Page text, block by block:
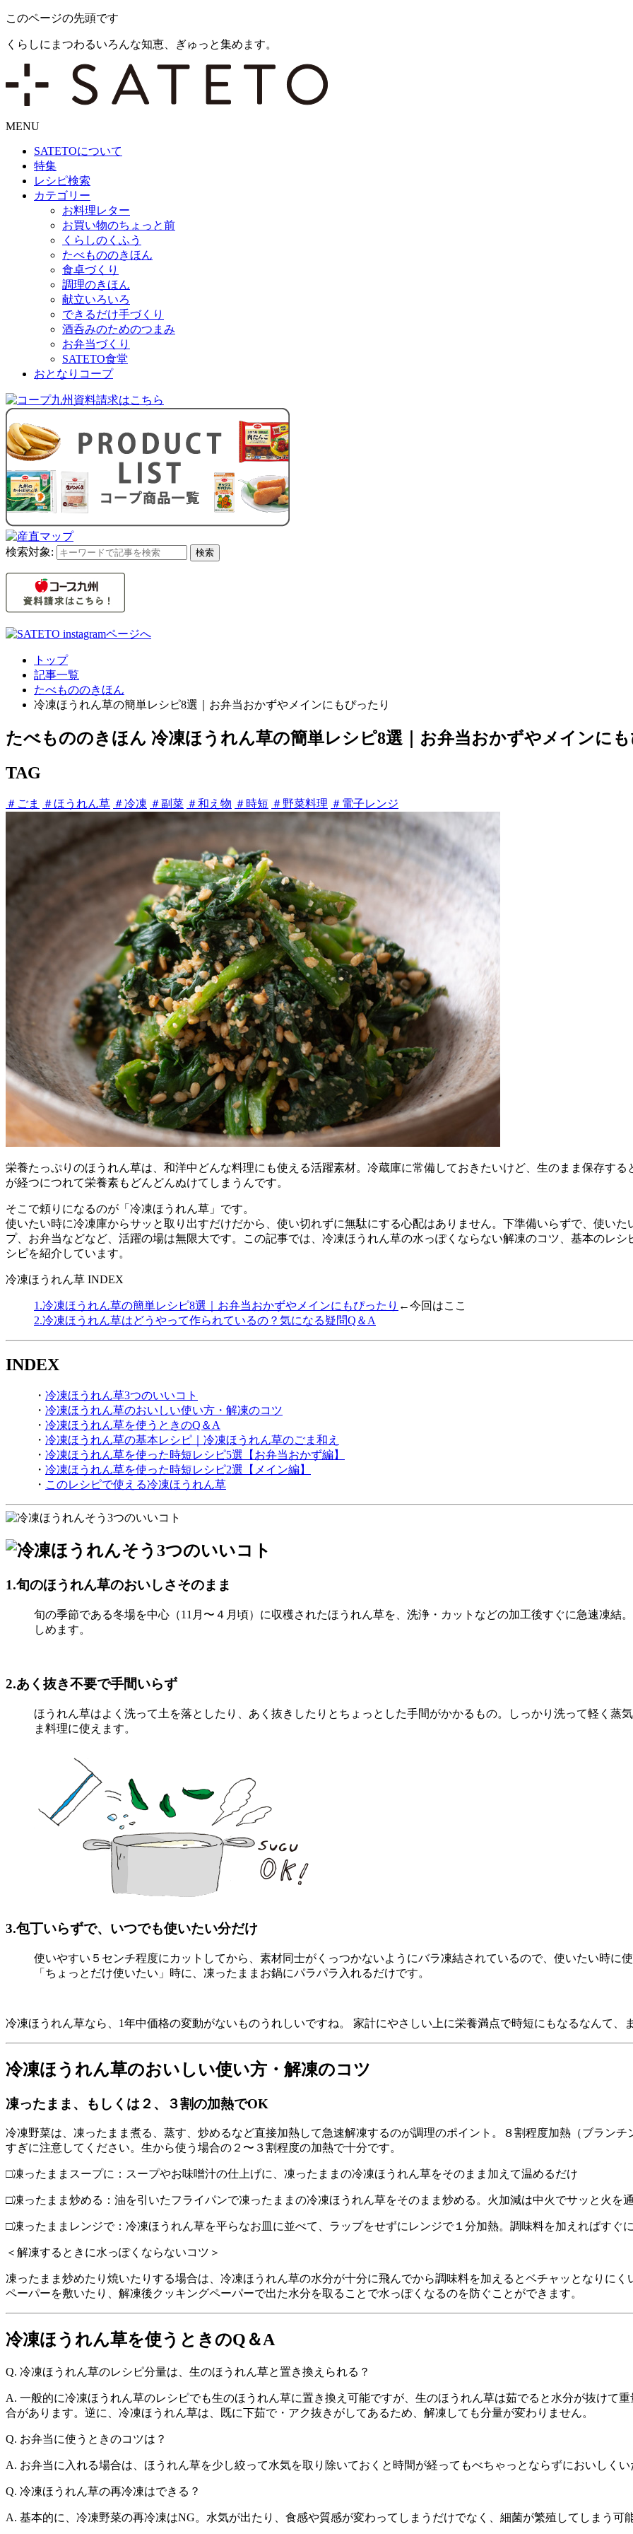
このページの先頭です
くらしにまつわるいろんな知恵、ぎゅっと集めます。
MENU
SATETOについて
特集
レシピ検索
カテゴリー
お料理レター
お買い物のちょっと前
くらしのくふう
たべもののきほん
食卓づくり
調理のきほん
献立いろいろ
できるだけ手づくり
酒呑みのためのつまみ
お弁当づくり
SATETO食堂
おとなりコープ
検索対象: 検索
トップ
記事一覧
たべもののきほん
冷凍ほうれん草の簡単レシピ8選｜お弁当おかずやメインにもぴったり
たべもののきほん 冷凍ほうれん草の簡単レシピ8選｜お弁当おかずやメインに
TAG
＃ごま ＃ほうれん草 ＃冷凍 ＃副菜 ＃和え物 ＃時短 ＃野菜料理 ＃電子レンジ
栄養たっぷりのほうれん草は、和洋中どんな料理にも使える活躍素材。冷蔵庫に常備しておきたいけど、生のまま保存す
が経つにつれて栄養素もどんどんぬけてしまうんです。
そこで頼りになるのが「冷凍ほうれん草」です。
使いたい時に冷凍庫からサッと取り出すだけだから、使い切れずに無駄にする心配はありません。下準備いらずで、使い
プ、お弁当などなど、活躍の場は無限大です。この記事では、冷凍ほうれん草の水っぽくならない解凍のコツ、基本のレ
シピを紹介しています。
冷凍ほうれん草 INDEX
1.冷凍ほうれん草の簡単レシピ8選｜お弁当おかずやメインにもぴったり ←今回はここ
2.冷凍ほうれん草はどうやって作られているの？気になる疑問Q＆A
INDEX
・ 冷凍ほうれん草3つのいいコト
・ 冷凍ほうれん草のおいしい使い方・解凍のコツ
・ 冷凍ほうれん草を使うときのQ＆A
・ 冷凍ほうれん草の基本レシピ｜冷凍ほうれん草のごま和え
・ 冷凍ほうれん草を使った時短レシピ5選【お弁当おかず編】
・ 冷凍ほうれん草を使った時短レシピ2選【メイン編】
・ このレシピで使える冷凍ほうれん草
1.旬のほうれん草のおいしさそのまま
旬の季節である冬場を中心（11月〜４月頃）に収穫されたほうれん草を、洗浄・カットなどの加工後すぐに急速凍
しめます。
2.あく抜き不要で手間いらず
ほうれん草はよく洗って土を落としたり、あく抜きしたりとちょっとした手間がかかるもの。しっかり洗って軽く蒸
ま料理に使えます。
3.包丁いらずで、いつでも使いたい分だけ
使いやすい５センチ程度にカットしてから、素材同士がくっつかないようにバラ凍結されているので、使いたい時に
「ちょっとだけ使いたい」時に、凍ったままお鍋にパラパラ入れるだけです。
冷凍ほうれん草なら、1年中価格の変動がないものうれしいですね。 家計にやさしい上に栄養満点で時短にもなるなんて
冷凍ほうれん草のおいしい使い方・解凍のコツ
凍ったまま、もしくは２、３割の加熱でOK
冷凍野菜は、凍ったまま煮る、蒸す、炒めるなど直接加熱して急速解凍するのが調理のポイント。８割程度加熱（ブラン
すぎに注意してください。生から使う場合の２〜３割程度の加熱で十分です。
□凍ったままスープに：スープやお味噌汁の仕上げに、凍ったままの冷凍ほうれん草をそのまま加えて温めるだけ
□凍ったまま炒める：油を引いたフライパンで凍ったままの冷凍ほうれん草をそのまま炒める。火加減は中火でサッと火を
□凍ったままレンジで：冷凍ほうれん草を平らなお皿に並べて、ラップをせずにレンジで１分加熱。調味料を加えればすぐ
＜解凍するときに水っぽくならないコツ＞
凍ったまま炒めたり焼いたりする場合は、冷凍ほうれん草の水分が十分に飛んでから調味料を加えるとベチャッとなりに
ペーパーを敷いたり、解凍後クッキングペーパーで出た水分を取ることで水っぽくなるのを防ぐことができます。
冷凍ほうれん草を使うときのQ＆A
Q. 冷凍ほうれん草のレシピ分量は、生のほうれん草と置き換えられる？
A. 一般的に冷凍ほうれん草のレシピでも生のほうれん草に置き換え可能ですが、生のほうれん草は茹でると水分が抜けて
合があります。逆に、冷凍ほうれん草は、既に下茹で・アク抜きがしてあるため、解凍しても分量が変わりません。
Q. お弁当に使うときのコツは？
A. お弁当に入れる場合は、ほうれん草を少し絞って水気を取り除いておくと時間が経ってもべちゃっとならずにおいしく
Q. 冷凍ほうれん草の再冷凍はできる？
A. 基本的に、冷凍野菜の再冷凍はNG。水気が出たり、食感や質感が変わってしまうだけでなく、細菌が繁殖してしまう可